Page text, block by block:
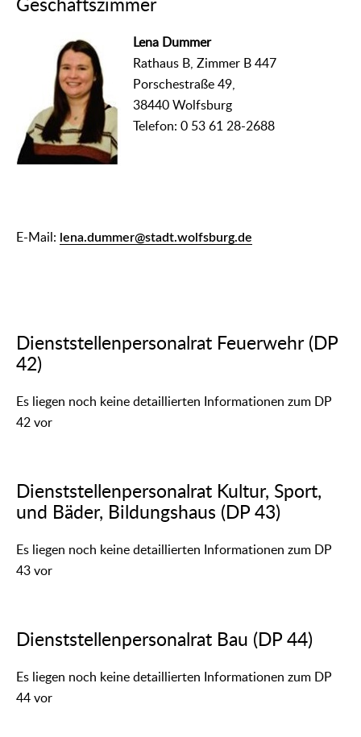
Geschäftszimmer
Lena Dummer
Rathaus B, Zimmer B 447
Porschestraße 49,
38440 Wolfsburg
Telefon: 0 53 61 28-2688
E-Mail: lena.dummer@stadt.wolfsburg.de
Dienststellenpersonalrat Feuerwehr (DP
42)
Es liegen noch keine detaillierten Informationen zum DP
42 vor
Dienststellenpersonalrat Kultur, Sport,
und Bäder, Bildungshaus (DP 43)
Es liegen noch keine detaillierten Informationen zum DP
43 vor
Dienststellenpersonalrat Bau (DP 44)
Es liegen noch keine detaillierten Informationen zum DP
44 vor